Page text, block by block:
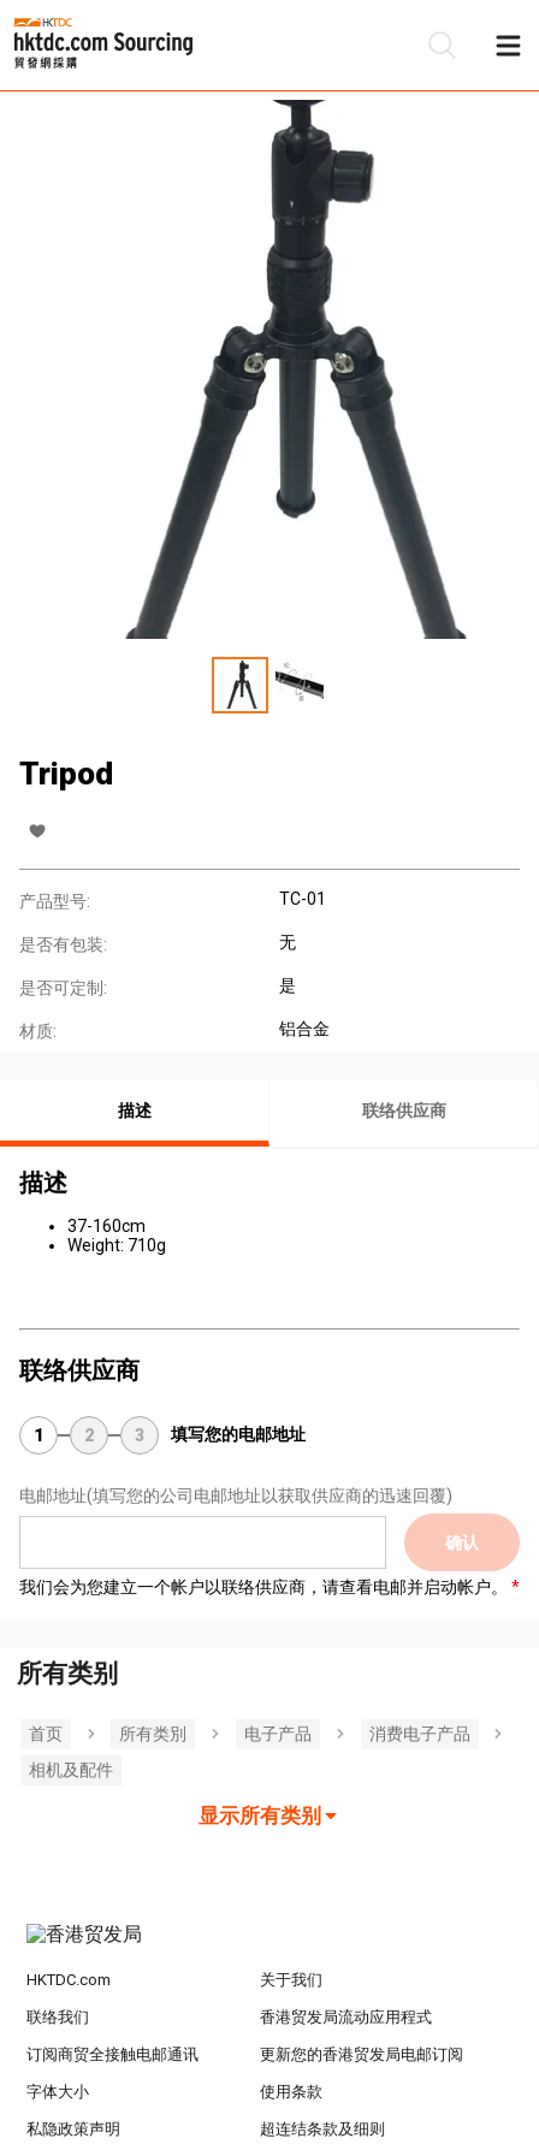
Tripod
产品型号: TC-01
是否有包装: 无
是否可定制: 是
材质: 铝合金
描述 联络供应商
描述
37-160cm
Weight: 710g
联络供应商
1 2 3 填写您的电邮地址
电邮地址(填写您的公司电邮地址以获取供应商的迅速回覆)
确认
我们会为您建立一个帐户以联络供应商，请查看电邮并启动帐户。
所有类别
首页 所有类別 电子产品
消费电子产品
相机及配件
显示所有类别
HKTDC.com 关于我们
联络我们 香港贸发局流动应用程式
订阅商贸全接触电邮通讯 更新您的香港贸发局电邮订阅
字体大小 使用条款
私隐政策声明 超连结条款及细则